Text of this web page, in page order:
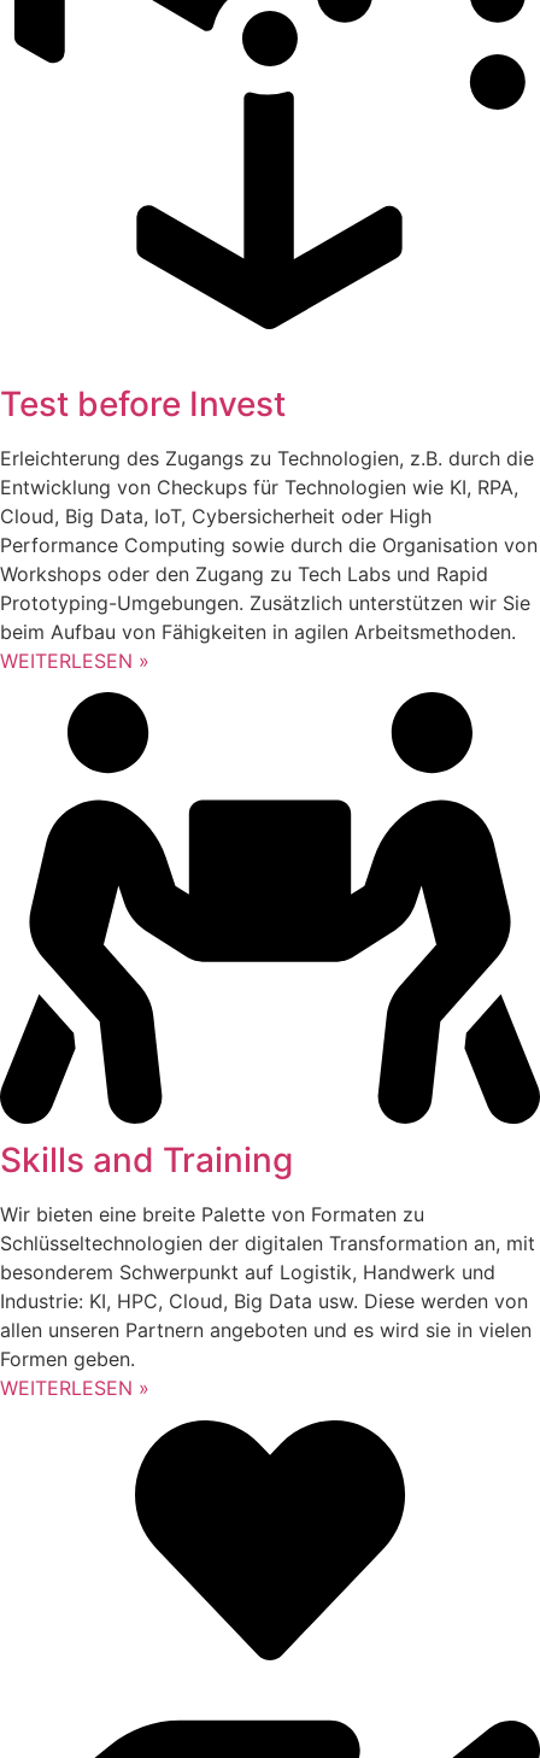
Test before Invest
Erleichterung des Zugangs zu Technologien, z.B. durch die
Entwicklung von Checkups für Technologien wie KI, RPA,
Cloud, Big Data, IoT, Cybersicherheit oder High
Performance Computing sowie durch die Organisation von
Workshops oder den Zugang zu Tech Labs und Rapid
Prototyping-Umgebungen. Zusätzlich unterstützen wir Sie
beim Aufbau von Fähigkeiten in agilen Arbeitsmethoden.
WEITERLESEN »
Skills and Training
Wir bieten eine breite Palette von Formaten zu
Schlüsseltechnologien der digitalen Transformation an, mit
besonderem Schwerpunkt auf Logistik, Handwerk und
Industrie: KI, HPC, Cloud, Big Data usw. Diese werden von
allen unseren Partnern angeboten und es wird sie in vielen
Formen geben.
WEITERLESEN »